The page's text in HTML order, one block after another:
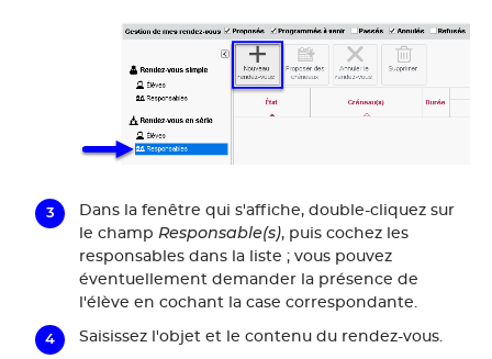
Dans la fenêtre qui s'affiche, double-cliquez sur
le champ Responsable(s), puis cochez les
responsables dans la liste ; vous pouvez
éventuellement demander la présence de
l'élève en cochant la case correspondante.
Saisissez l'objet et le contenu du rendez-vous.